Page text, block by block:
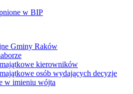
w BIP
Gminy Raków
kierowników
osób wydających decyzje
w imieniu wójta